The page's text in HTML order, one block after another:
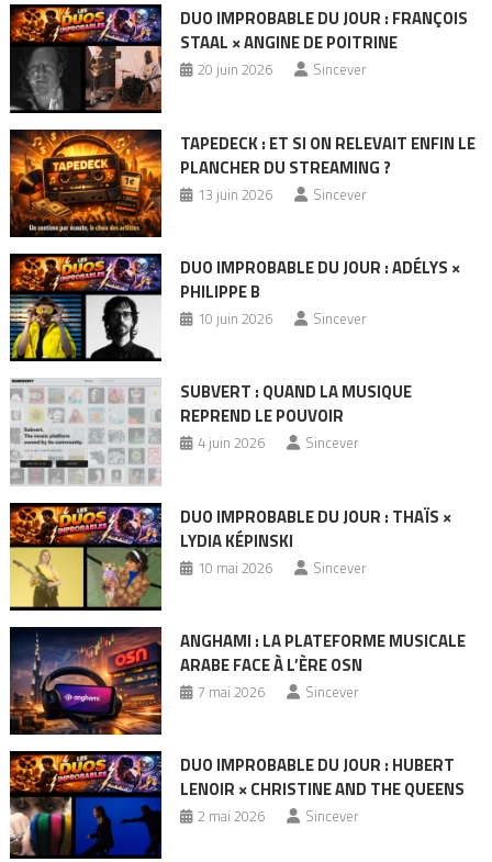
DUO IMPROBABLE DU JOUR : FRANÇOIS
STAAL × ANGINE DE POITRINE
20 juin 2026 Sincever
TAPEDECK : ET SI ON RELEVAIT ENFIN LE
PLANCHER DU STREAMING ?
13 juin 2026 Sincever
DUO IMPROBABLE DU JOUR : ADÉLYS ×
PHILIPPE B
10 juin 2026 Sincever
SUBVERT : QUAND LA MUSIQUE
REPREND LE POUVOIR
4 juin 2026 Sincever
DUO IMPROBABLE DU JOUR : THAÏS ×
LYDIA KÉPINSKI
10 mai 2026 Sincever
ANGHAMI : LA PLATEFORME MUSICALE
ARABE FACE À L’ÈRE OSN
7 mai 2026 Sincever
DUO IMPROBABLE DU JOUR : HUBERT
LENOIR × CHRISTINE AND THE QUEENS
2 mai 2026 Sincever